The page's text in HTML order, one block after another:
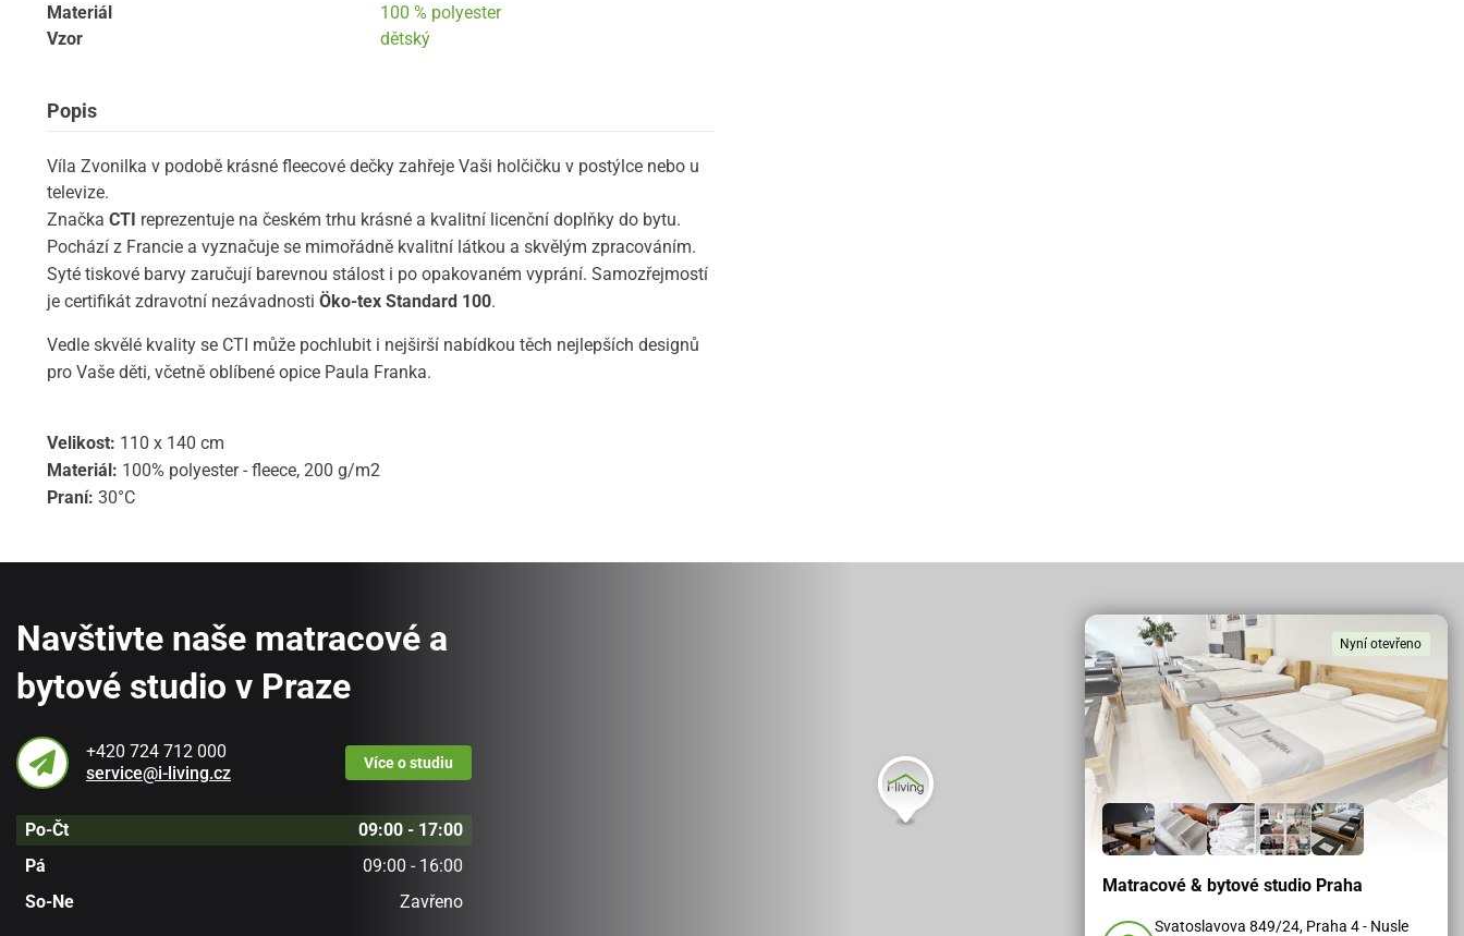
Materiál
100 % polyester
Vzor
dětský
Popis
Víla Zvonilka v podobě krásné fleecové dečky zahřeje Vaši holčičku v postýlce nebo u
televize.
Značka CTI reprezentuje na českém trhu krásné a kvalitní licenční doplňky do bytu.
Pochází z Francie a vyznačuje se mimořádně kvalitní látkou a skvělým zpracováním.
Syté tiskové barvy zaručují barevnou stálost i po opakovaném vyprání. Samozřejmostí
je certifikát zdravotní nezávadnosti Öko-tex Standard 100.
Vedle skvělé kvality se CTI může pochlubit i nejširší nabídkou těch nejlepších designů
pro Vaše děti, včetně oblíbené opice Paula Franka.
Velikost: 110 x 140 cm
Materiál: 100% polyester - fleece, 200 g/m2
Praní: 30°C
Navštivte naše matracové a
bytové studio v Praze
+420 724 712 000
service@i-living.cz
Víceo studiu
Po-Čt
09:00 - 17:00
Pá
09:00 - 16:00
So-Ne
Zavřeno
Nyní otevřeno
Matracové & bytové studio Praha
Svatoslavova 849/24, Praha 4 - Nusle